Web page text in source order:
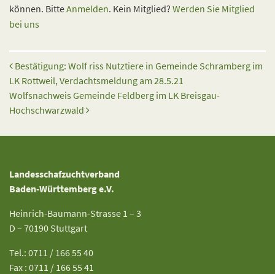
können. BitteAnmelden. Kein Mitglied? Werden Sie Mitglied
bei uns
Beitrags-Navigation
Bestätigung: Wolf riss Nutztiere in Gemeinde Schramberg im
LK Rottweil, Verdachtsmeldung am 28.5.21
Wolfsnachweis Gemeinde Feldberg im LK Breisgau-
Hochschwarzwald
Landesschafzuchtverband
Baden-Württemberg e.V.
Heinrich-Baumann-Strasse 1 – 3
D – 70190 Stuttgart
Tel.: 0711 / 166 55 40
Fax : 0711 / 166 55 41